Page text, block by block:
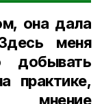
она дала
меня
добывать
практике,
мнение